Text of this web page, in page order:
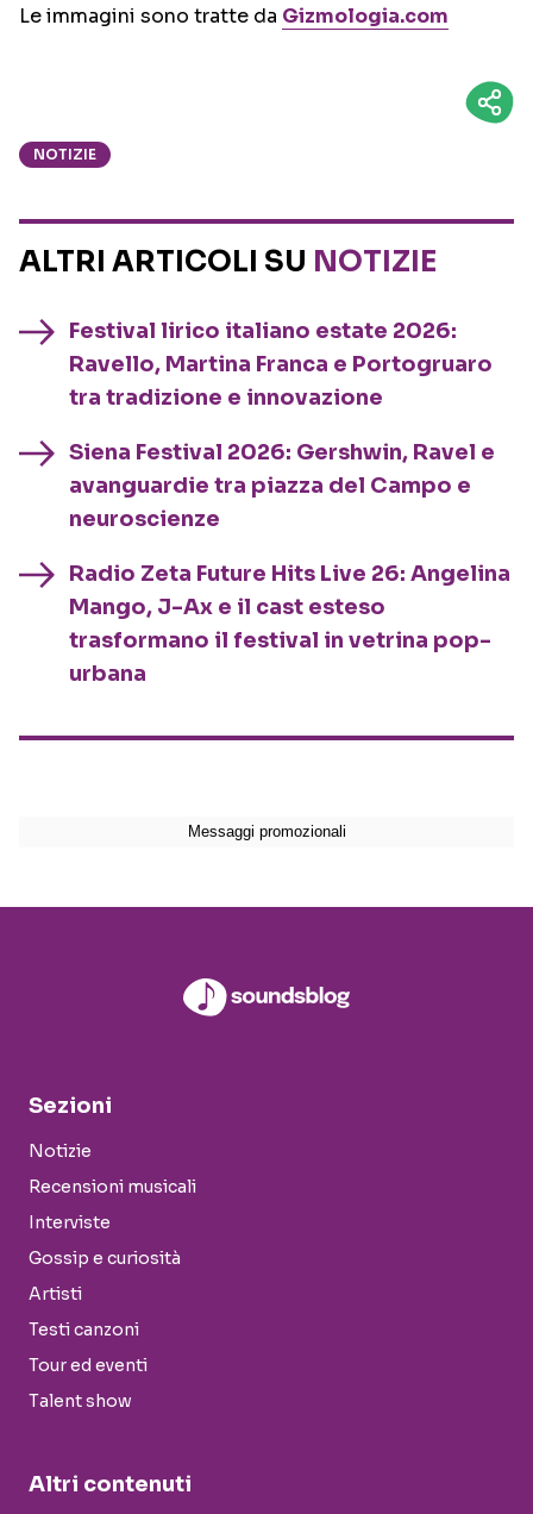
Le immagini sono tratte da Gizmologia.com
NOTIZIE
ALTRI ARTICOLI SU NOTIZIE
Festival lirico italiano estate 2026:
Ravello, Martina Franca e Portogruaro
tra tradizione e innovazione
Siena Festival 2026: Gershwin, Ravel e
avanguardie tra piazza del Campo e
neuroscienze
Radio Zeta Future Hits Live 26: Angelina
Mango, J-Ax e il cast esteso
trasformano il festival in vetrina pop-
urbana
Sezioni
Notizie
Recensioni musicali
Interviste
Gossip e curiosità
Artisti
Testi canzoni
Tour ed eventi
Talent show
Altri contenuti